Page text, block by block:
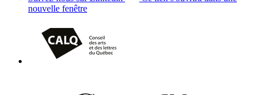
nouvelle fenêtre